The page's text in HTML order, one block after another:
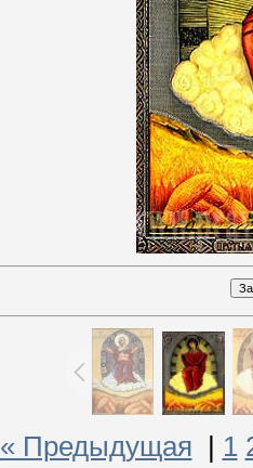
« Предыдущая 1